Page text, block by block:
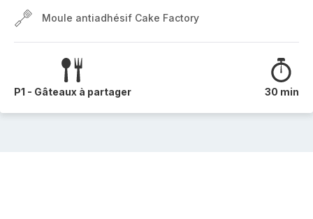
Moule antiadhésif Cake Factory
P1 - Gâteaux à partager 30 min